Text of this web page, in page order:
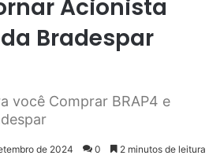
Acionista
Bradespar
você Comprar BRAP4 e
de 2024 0 2 minutos de leitura